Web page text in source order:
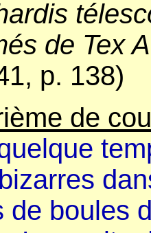
de Tex
p. 138)
de
de boules